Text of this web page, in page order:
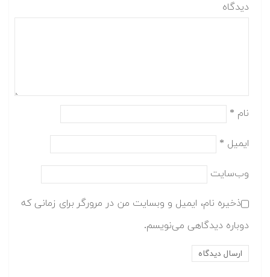
دیدگاه
نام *
ایمیل *
وب‌سایت
ذخیره نام، ایمیل و وبسایت من در مرورگر برای زمانی که
دوباره دیدگاهی می‌نویسم.